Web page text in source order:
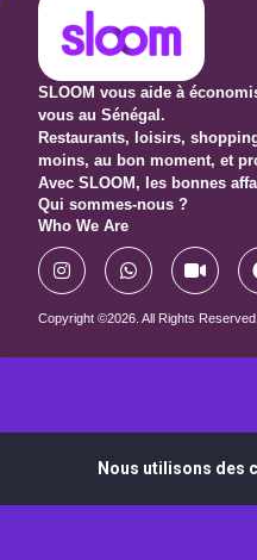
SLOOM vous aide à
vous au Sénégal.
Restaurants, loisirs,
moins, au bon moment, et
Avec SLOOM, les bonnes
Qui sommes-nous ?
Who We Are
Copyright ©2026. All Rights Reserved.
Nous utilisons des